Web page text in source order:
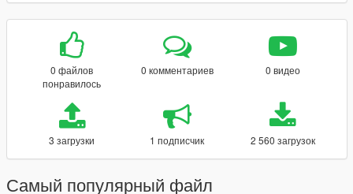
0 файлов
понравилось
0 комментариев 0 видео
3 загрузки 1 подписчик 2 560 загрузок
Самый популярный файл